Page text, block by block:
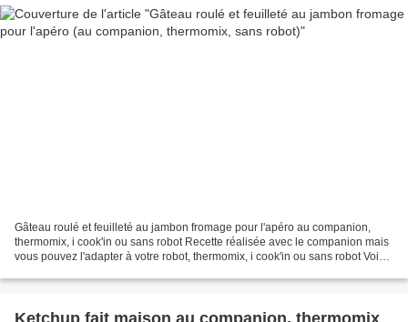
Gâteau roulé et feuilleté au jambon fromage pour l'apéro au companion,
thermomix, i cook'in ou sans robot Recette réalisée avec le companion mais
vous pouvez l'adapter à votre robot, thermomix, i cook'in ou sans robot Voici
Ketchup fait maison au companion, thermomix